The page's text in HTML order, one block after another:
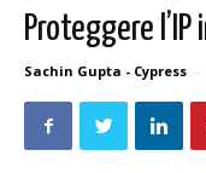
Proteggere
Sachin Gupta - Cypress -